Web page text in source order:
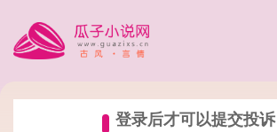
登录后才可以提交投诉